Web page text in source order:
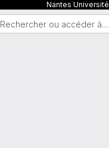
Nantes Université
Rechercher ou accéder à…